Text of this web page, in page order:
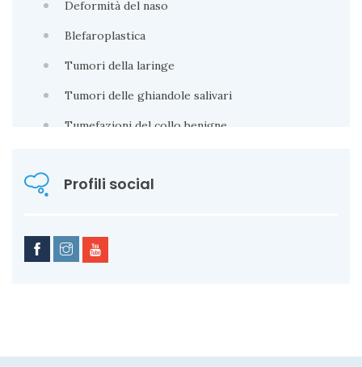
Deformità del naso
Blefaroplastica
Tumori della laringe
Tumori delle ghiandole salivari
Tumefazioni del collo benigne
Profili social